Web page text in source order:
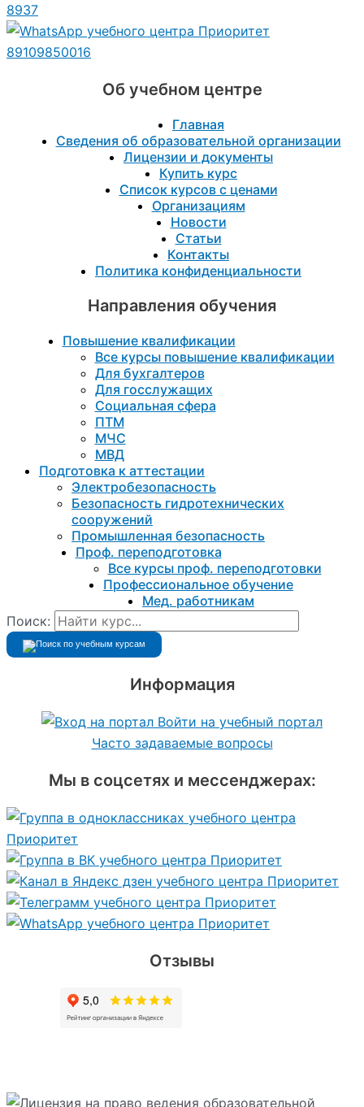
8937
89109850016
Об учебном центре
Главная
Сведения об образовательной организации
Лицензии и документы
Купить курс
Список курсов с ценами
Организациям
Новости
Статьи
Контакты
Политика конфиденциальности
Направления обучения
Повышение квалификации
Все курсы повышение квалификации
Для бухгалтеров
Для госслужащих
Социальная сфера
ПТМ
МЧС
МВД
Подготовка к aттестации
Электробезопасность
Безопасность гидротехнических
сооружений
Промышленная безопасность
Проф. переподготовка
Все курсы проф. переподготовки
Профессиональное обучение
Мед. работникам
Поиск:
Информация
Войти на учебный портал
Часто задаваемые вопросы
Мы в соцсетях и мессенджерах:
Отзывы